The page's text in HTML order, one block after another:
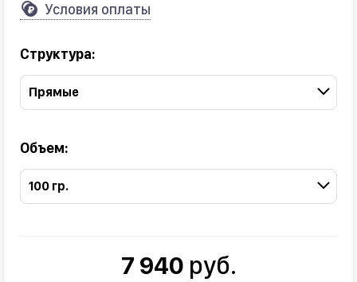
Условия оплаты
Структура:
Прямые
Объем:
100 гр.
7 940 руб.